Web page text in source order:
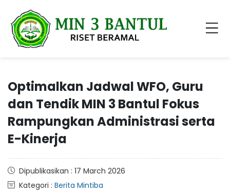
Optimalkan Jadwal WFO, Guru
dan Tendik MIN 3 Bantul Fokus
Rampungkan Administrasi serta
E-Kinerja
Dipublikasikan : 17 March 2026
Kategori : Berita Mintiba